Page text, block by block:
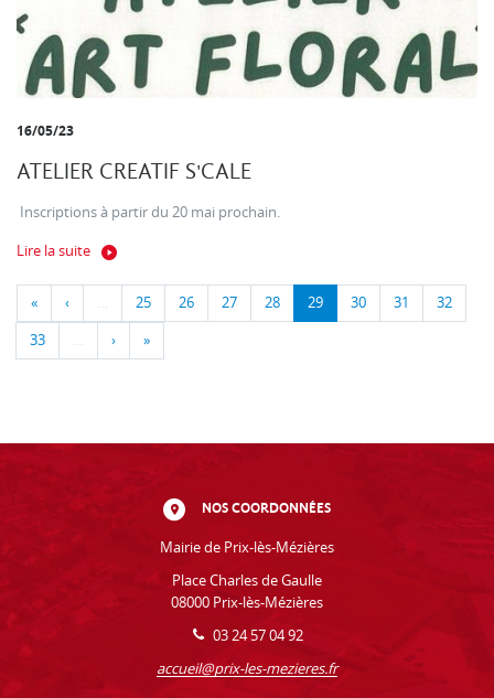
16/05/23
ATELIER CREATIF S'CALE
Inscriptions à partir du 20 mai prochain.
Lire la suite
« ‹ … 25 26 27 28 29 30 31 32
33 … › »
NOS COORDONNÉES
Mairie de Prix-lès-Mézières
Place Charles de Gaulle
08000 Prix-lès-Mézières
03 24 57 04 92
accueil@prix-les-mezieres.fr